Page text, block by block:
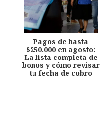
Pagos de hasta
$250.000 en agosto:
La lista completa de
bonos y cómo revisar
tu fecha de cobro